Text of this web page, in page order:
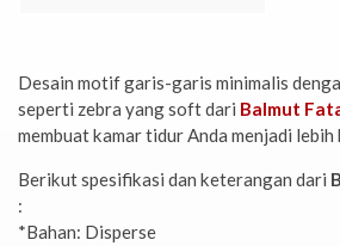
Desain motif garis-garis minimalis
seperti zebra yang soft dari Balmut
membuat kamar tidur Anda menjadi
Berikut spesifikasi dan keterangan dari
:
*Bahan: Disperse